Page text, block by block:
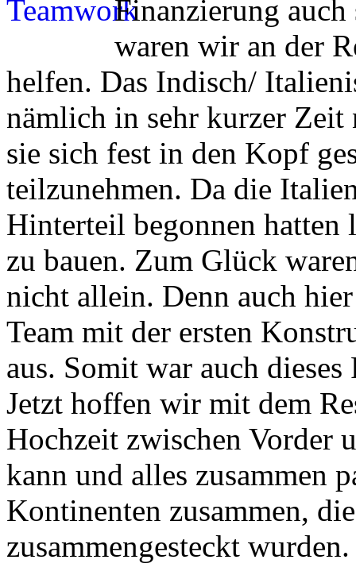
Finanzierung
waren wir an der
helfen. Das Indisch/
nämlich in sehr kurzer
sie sich fest in den Kopf
teilzunehmen. Da die
Hinterteil begonnen hatten
zu bauen. Zum Glück
nicht allein. Denn auch
Team mit der ersten
aus. Somit war auch
Jetzt hoffen wir mit dem
Hochzeit zwischen Vorder
kann und alles zusammen
Kontinenten zusammen,
zusammengesteckt wurden.